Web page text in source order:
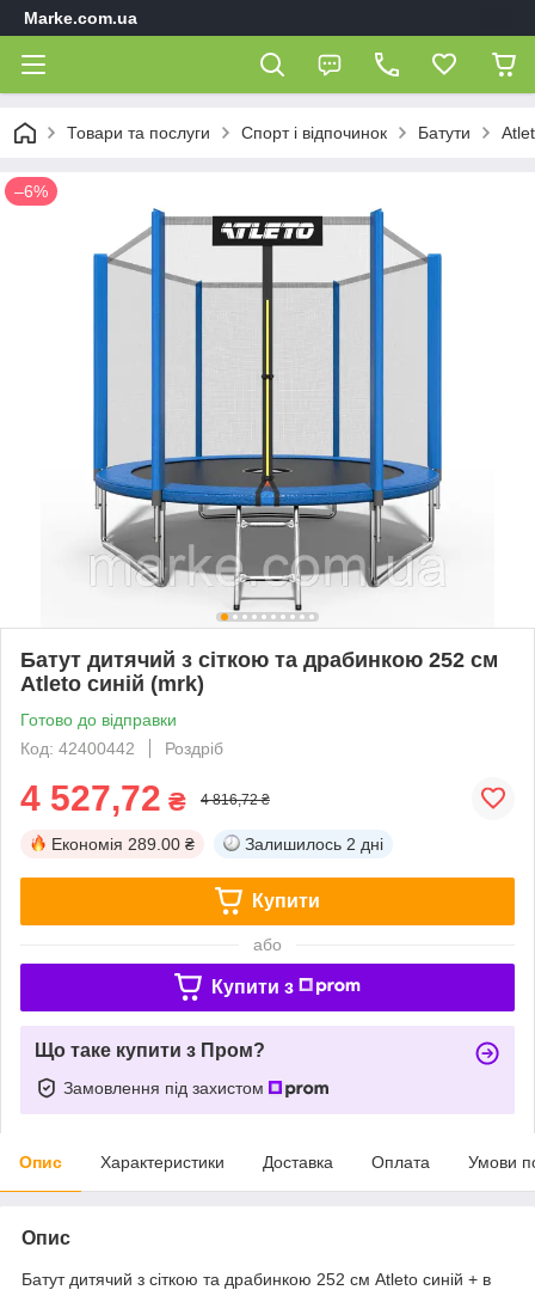
Marke.com.ua
Товари та послуги Спорт і відпочинок Батути
–6%
Батут дитячий з сіткою та драбинкою 252 см
Atleto синій (mrk)
Готово до відправки
Код: 42400442
Роздріб
4 527,72 ₴ 4 816,72 ₴
Економія 289.00 ₴ Залишилось 2 дні
Купити
або
Купити з
Що таке купити з Пром?
Замовлення під захистом
Опис Характеристики Доставка Оплата Умови
Опис
Батут дитячий з сіткою та драбинкою 252 см Atleto синій + в